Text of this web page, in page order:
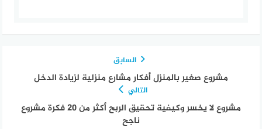
السابق
مشروع صغير بالمنزل أفكار مشارع منزلية لزيادة الدخل
التالي
مشروع لا يخسر وكيفية تحقيق الربح أكثر من 20 فكرة مشروع
ناجح